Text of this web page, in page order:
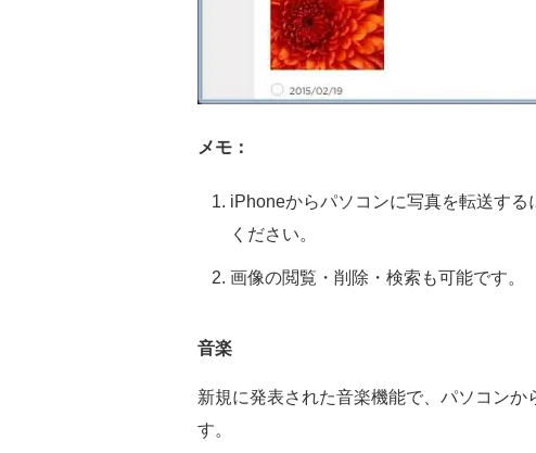
メモ：
iPhoneからパソコンに写真を転送す
ください。
画像の閲覧・削除・検索も可能です。
音楽
新規に発表された音楽機能で、パソコン
す。